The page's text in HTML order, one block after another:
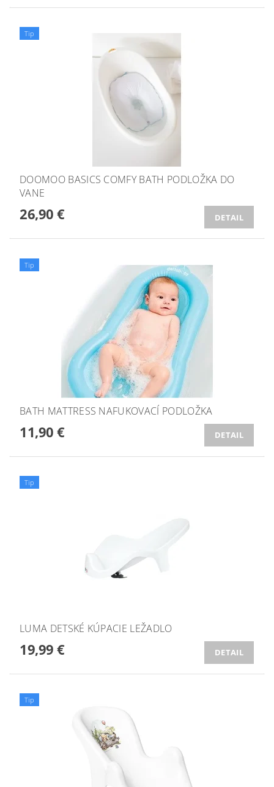
Tip
DOOMOO BASICS COMFY BATH PODLOŽKA DO
VANE
26,90 € DETAIL
Tip
BATH MATTRESS NAFUKOVACÍ PODLOŽKA
11,90 € DETAIL
Tip
LUMA DETSKÉ KÚPACIE LEŽADLO
19,99 € DETAIL
Tip